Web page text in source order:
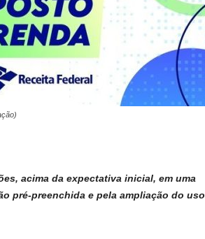
acima da expectativa inicial, em uma
pré-preenchida e pela ampliação do uso